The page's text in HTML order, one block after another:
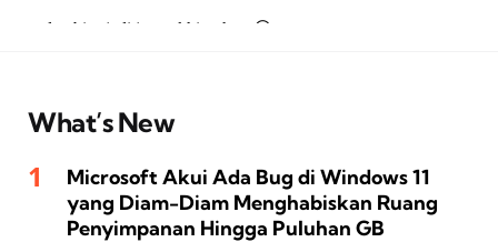
What’s New
Microsoft Akui Ada Bug di Windows 11
yang Diam-Diam Menghabiskan Ruang
Penyimpanan Hingga Puluhan GB